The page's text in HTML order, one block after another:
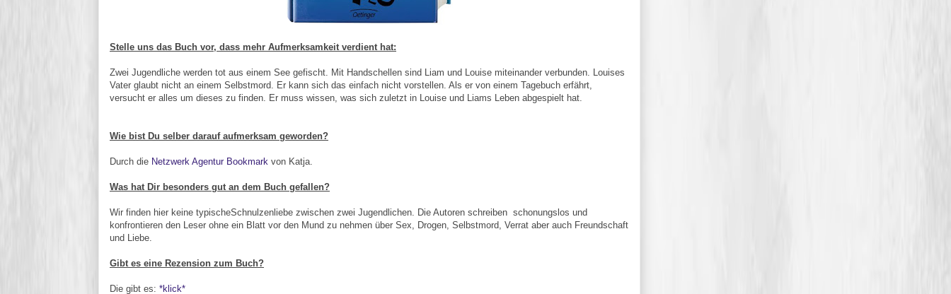
Stelle uns das Buch vor, dass mehr Aufmerksamkeit verdient hat:
Zwei Jugendliche werden tot aus einem See gefischt. Mit Handschellen sind Liam und Louise miteinander verbunden. Louises
Vater glaubt nicht an einem Selbstmord. Er kann sich das einfach nicht vorstellen. Als er von einem Tagebuch erfährt,
versucht er alles um dieses zu finden. Er muss wissen, was sich zuletzt in Louise und Liams Leben abgespielt hat.
Wie bist Du selber darauf aufmerksam geworden?
Durch die Netzwerk Agentur Bookmark von Katja.
Was hat Dir besonders gut an dem Buch gefallen?
Wir finden hier keine typischeSchnulzenliebe zwischen zwei Jugendlichen. Die Autoren schreiben schonungslos und
konfrontieren den Leser ohne ein Blatt vor den Mund zu nehmen über Sex, Drogen, Selbstmord, Verrat aber auch Freundschaft
und Liebe.
Gibt es eine Rezension zum Buch?
Die gibt es: *klick*